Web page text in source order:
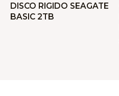
DISCO RIGIDO SEAGATE
BASIC 2TB